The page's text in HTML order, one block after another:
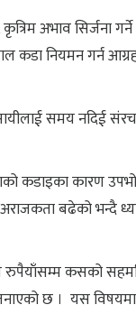
अभाव सिर्जना
कडा नियमन गर्न
समय नदिई
कडाइका कारण
बढेको भन्दै
कसको
छ । यस